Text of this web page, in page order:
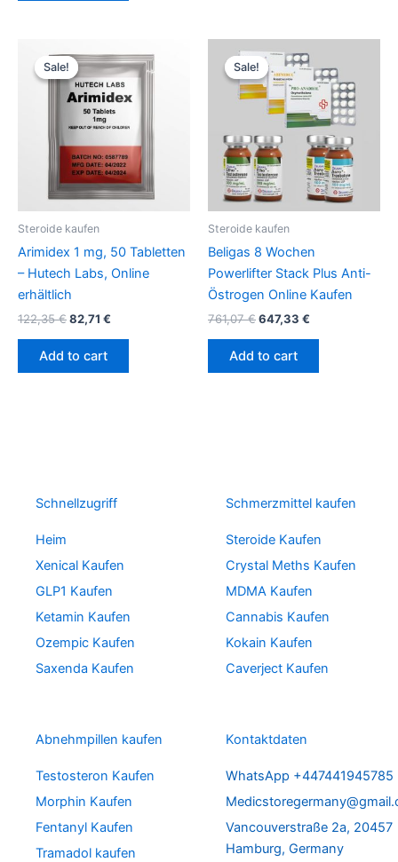
Sale!
Sale!
Steroide kaufen
Arimidex 1 mg, 50 Tabletten
– Hutech Labs, Online
erhältlich
122,35€
price
was:
122,35 €.
82,71 €
price
is:
82,71 €.
Add to cart
Sale!
Sale!
Steroide kaufen
Beligas 8 Wochen
Powerlifter Stack Plus Anti-
Östrogen Online Kaufen
761,07€
price
was:
761,07 €.
647,33 €
is:
647,33 €.
Add to cart
Schnellzugriff
Heim
Xenical Kaufen
GLP1 Kaufen
Ketamin Kaufen
Ozempic Kaufen
Saxenda Kaufen
Schmerzmittel kaufen
Steroide Kaufen
Crystal Meths Kaufen
MDMA Kaufen
Cannabis Kaufen
Kokain Kaufen
Caverject Kaufen
Abnehmpillen kaufen
Testosteron Kaufen
Morphin Kaufen
Fentanyl Kaufen
Tramadol kaufen
Kontaktdaten
WhatsApp +447441945785
Vancouverstraße 2a, 20457
Hamburg, Germany